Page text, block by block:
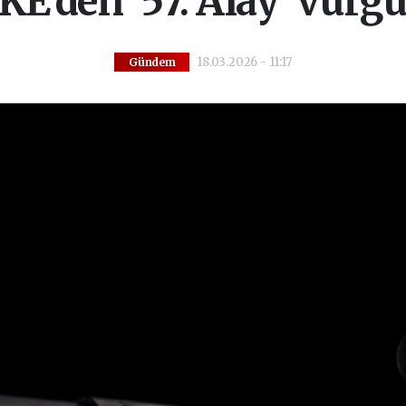
Gündem 18.03.2026 - 11:17